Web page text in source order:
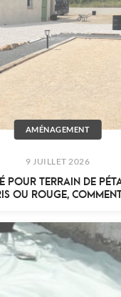
AMÉNAGEMENT
9 JUILLET 2026
POUR TERRAIN DE
OU ROUGE,